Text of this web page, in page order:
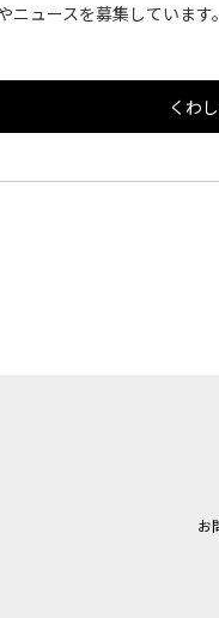
ニュースを募集していま
くわ
お